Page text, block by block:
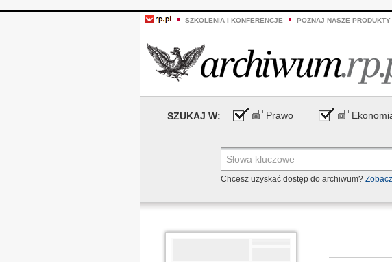
SZKOLENIA I KONFERENCJE POZNAJ NASZE PRODUKTY
SZUKAJ W: Prawo
Chcesz uzyskać dostęp do archiwum?